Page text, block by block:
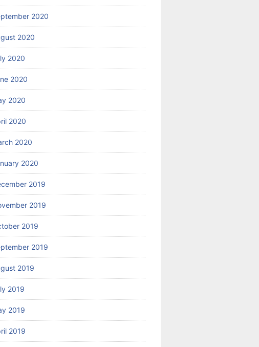
2020
2020
2020
2020
2020
2020
2020
2020
2019
2019
2019
2019
2019
2019
2019
2019